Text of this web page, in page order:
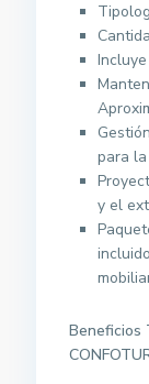
para
y el
Beneficios